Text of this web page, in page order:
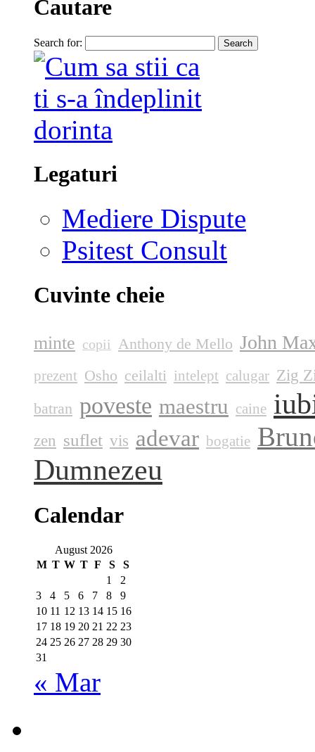
Cautare
Search for:
Legaturi
Mediere Dispute
Psitest Consult
Cuvinte cheie
minte copii Anthony de Mello John
prezent Osho ceilalti intelept calugar Zig
batran poveste maestru caine
zen suflet vis adevar bogatie
Dumnezeu
Calendar
August 2026
M T W T F S
S
1
2
3
4 5 6 7 8
9
10 11 12 13 14 15 16
17 18 19 20 21 22 23
24 25 26 27 28 29 30
31
« Mar